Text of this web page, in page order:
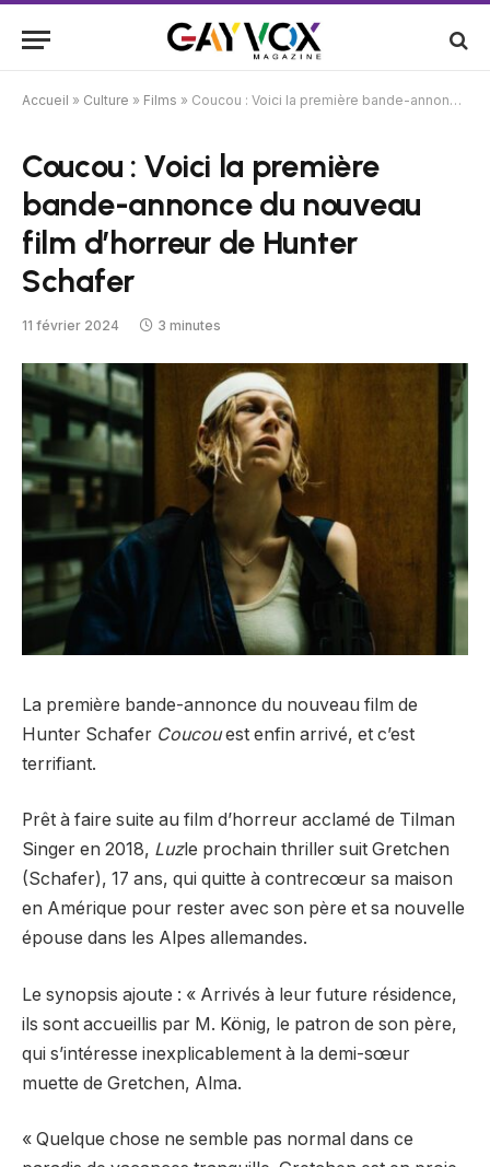
Accueil » Culture » Films » Coucou : Voici la première bande-annonce du nouveau film d’horreur de Hunter Schafer
Coucou : Voici la première
bande-annonce du nouveau
film d’horreur de Hunter
Schafer
11 février 2024 3 minutes
La première bande-annonce du nouveau film de
Hunter Schafer Coucouest enfin arrivé, et c’est
terrifiant.
Prêt à faire suite au film d’horreur acclamé de Tilman
Singer en 2018, Luzle prochain thriller suit Gretchen
(Schafer), 17 ans, qui quitte à contrecœur sa maison
en Amérique pour rester avec son père et sa nouvelle
épouse dans les Alpes allemandes.
Le synopsis ajoute : « Arrivés à leur future résidence,
ils sont accueillis par M. König, le patron de son père,
qui s’intéresse inexplicablement à la demi-sœur
muette de Gretchen, Alma.
« Quelque chose ne semble pas normal dans ce